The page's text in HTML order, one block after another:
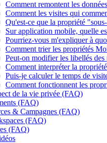
Comment remontent les
Comment les visites qui
Qu'est-ce que la propriété
Sur application mobile, quelle
Pourriez-vous m'expliquer à
Comment trier les propriétés
Peut-on modifier les libellés des
Comment interpréter la
Puis-je calculer le temps de
Comment fonctionnent les
de la vie privée (FAQ)
(FAQ)
& Campagnes (FAQ)
(FAQ)
(FAQ)